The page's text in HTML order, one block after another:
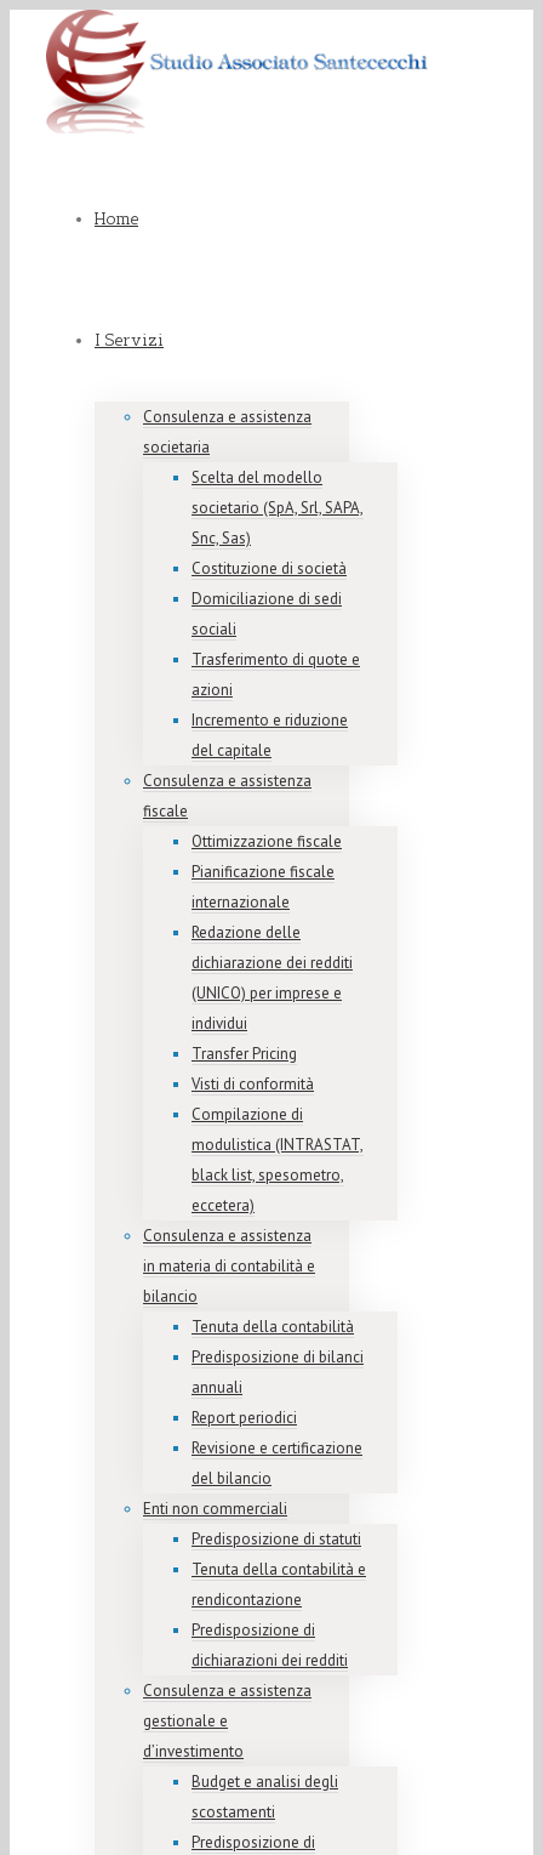
Home
I Servizi
Consulenza e assistenza
societaria
Scelta del modello
societario (SpA, Srl, SAPA,
Snc, Sas)
Costituzione di società
Domiciliazione di sedi
sociali
Trasferimento di quote e
azioni
Incremento e riduzione
del capitale
Consulenza e assistenza
fiscale
Ottimizzazione fiscale
Pianificazione fiscale
internazionale
Redazione delle
dichiarazione dei redditi
(UNICO) per imprese e
individui
Transfer Pricing
Visti di conformità
Compilazione di
modulistica (INTRASTAT,
black list, spesometro,
eccetera)
Consulenza e assistenza
in materia di contabilità e
bilancio
Tenuta della contabilità
Predisposizione di bilanci
annuali
Report periodici
Revisione e certificazione
del bilancio
Enti non commerciali
Predisposizione di statuti
Tenuta della contabilità e
rendicontazione
Predisposizione di
dichiarazioni dei redditi
Consulenza e assistenza
gestionale e
d’investimento
Budget e analisi degli
scostamenti
Predisposizione di